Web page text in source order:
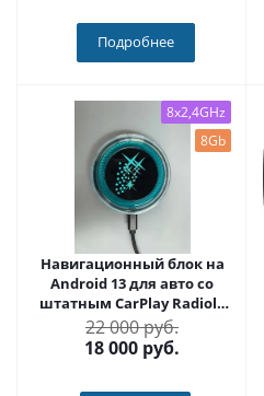
Carmedia SF-1021+KP-DKN
Подробнее
8x2,4GHz
8Gb
Навигационный блок на
Android 13 для авто со
штатным CarPlay Radiola
RDL-Carplay
22 000 руб.
18 000 руб.